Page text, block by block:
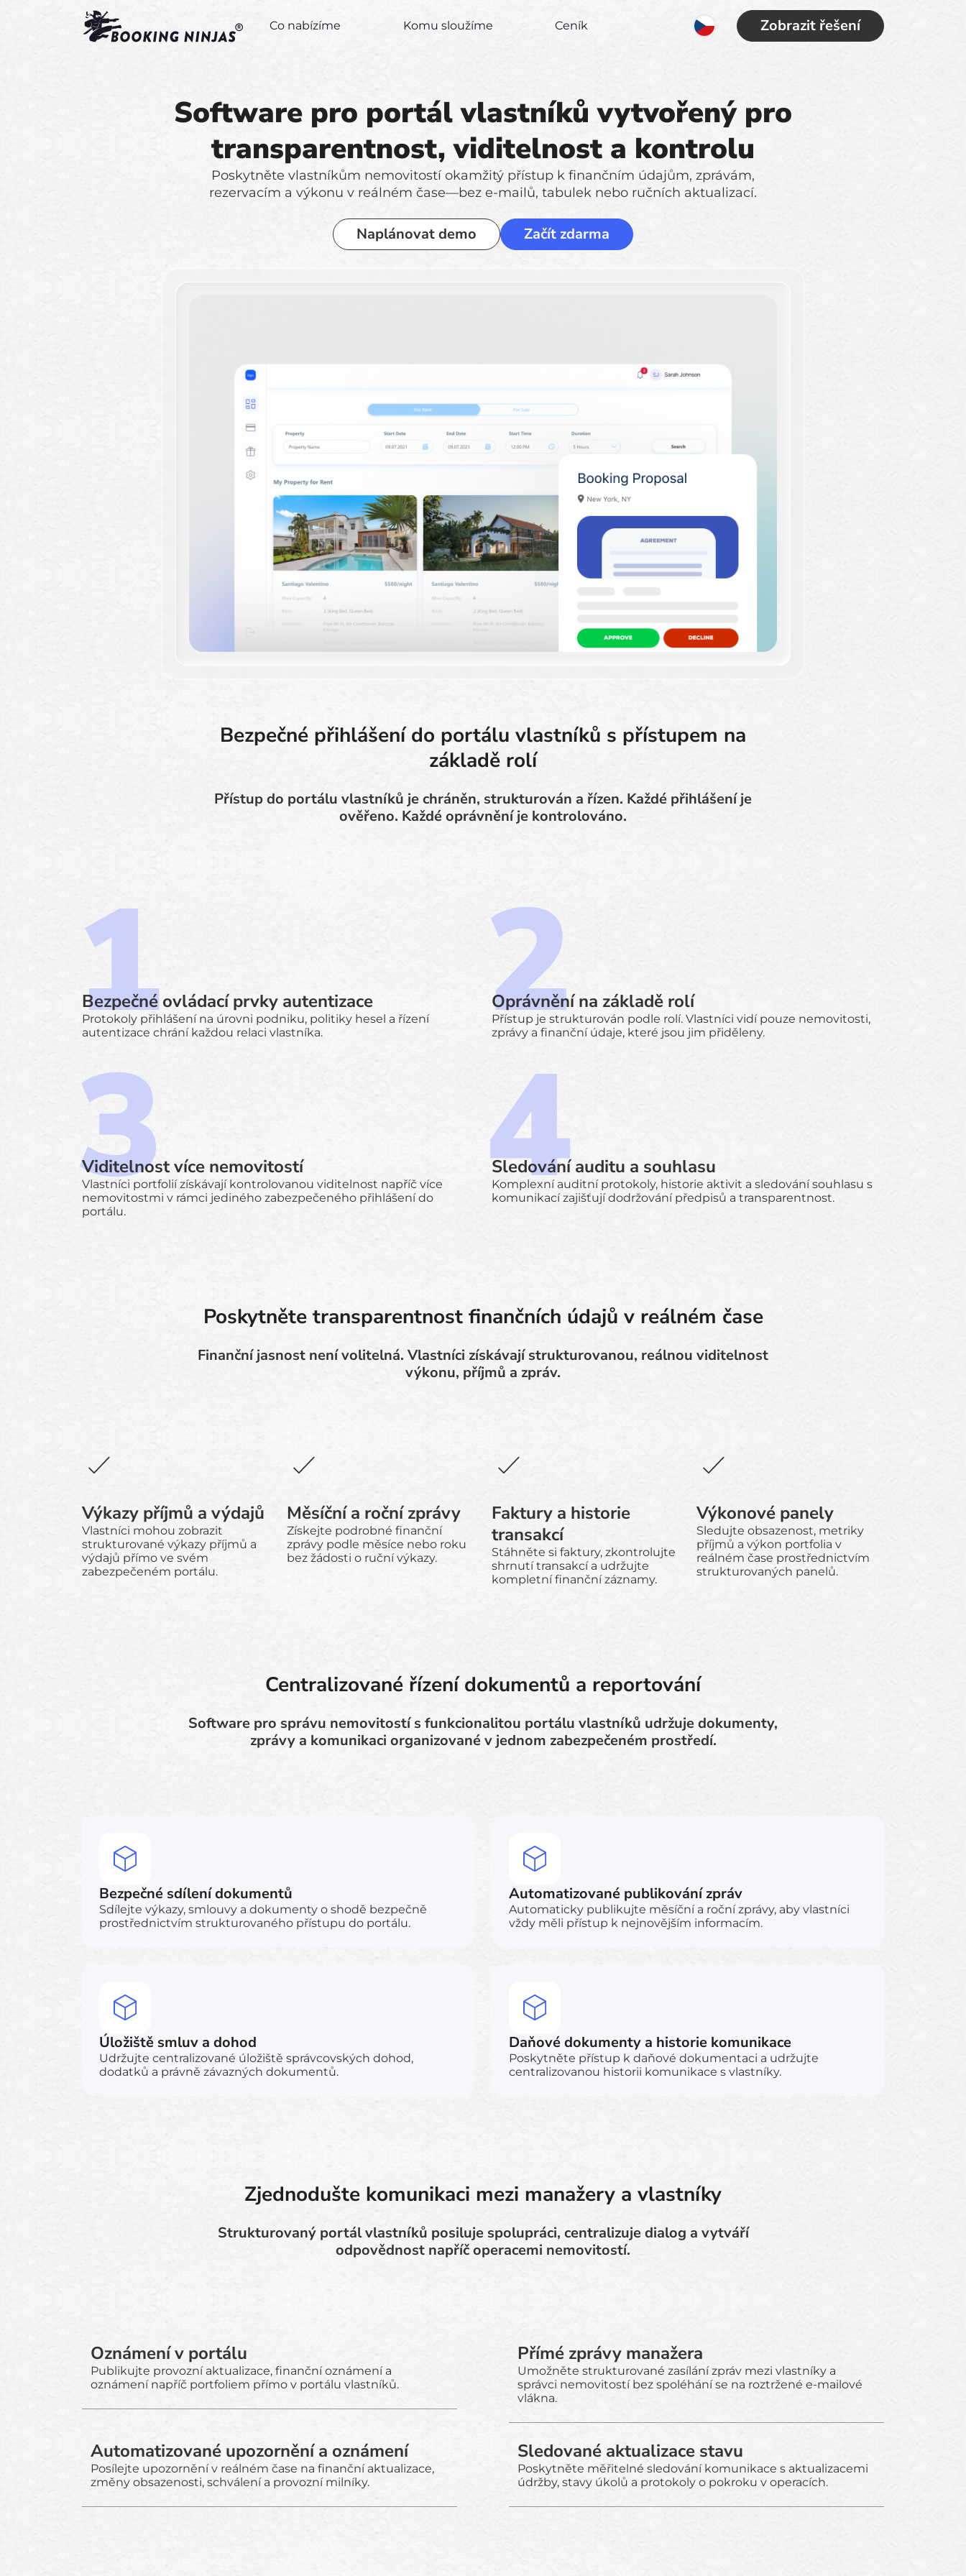
Zobrazit řešení
Co nabízíme Komu sloužíme Ceník
Software pro portál vlastníků vytvořený pro
transparentnost, viditelnost a kontrolu
Poskytněte vlastníkům nemovitostí okamžitý přístup k finančním údajům, zprávám,
rezervacím a výkonu v reálném čase—bez e-mailů, tabulek nebo ručních aktualizací.
Naplánovat demo Začít zdarma
Bezpečné přihlášení do portálu vlastníků s přístupem na
základě rolí
Přístup do portálu vlastníků je chráněn, strukturován a řízen. Každé přihlášení je
ověřeno. Každé oprávnění je kontrolováno.
Bezpečné ovládací prvky autentizace
Protokoly přihlášení na úrovni podniku, politiky hesel a řízení
autentizace chrání každou relaci vlastníka.
Oprávnění na základě rolí
Přístup je strukturován podle rolí. Vlastníci vidí pouze nemovitosti,
zprávy a finanční údaje, které jsou jim přiděleny.
Viditelnost více nemovitostí
Vlastníci portfolií získávají kontrolovanou viditelnost napříč více
nemovitostmi v rámci jediného zabezpečeného přihlášení do
portálu.
Sledování auditu a souhlasu
Komplexní auditní protokoly, historie aktivit a sledování souhlasu s
komunikací zajišťují dodržování předpisů a transparentnost.
Poskytněte transparentnost finančních údajů v reálném čase
Finanční jasnost není volitelná. Vlastníci získávají strukturovanou, reálnou viditelnost
výkonu, příjmů a zpráv.
Výkazy příjmů a výdajů
Vlastníci mohou zobrazit
strukturované výkazy příjmů a
výdajů přímo ve svém
zabezpečeném portálu.
Měsíční a roční zprávy
Získejte podrobné finanční
zprávy podle měsíce nebo roku
bez žádosti o ruční výkazy.
Faktury a historie
transakcí
Stáhněte si faktury, zkontrolujte
shrnutí transakcí a udržujte
kompletní finanční záznamy.
Výkonové panely
Sledujte obsazenost, metriky
příjmů a výkon portfolia v
reálném čase prostřednictvím
strukturovaných panelů.
Centralizované řízení dokumentů a reportování
Software pro správu nemovitostí s funkcionalitou portálu vlastníků udržuje dokumenty,
zprávy a komunikaci organizované v jednom zabezpečeném prostředí.
Bezpečné sdílení dokumentů
Sdílejte výkazy, smlouvy a dokumenty o shodě bezpečně
prostřednictvím strukturovaného přístupu do portálu.
Automatizované publikování zpráv
Automaticky publikujte měsíční a roční zprávy, aby vlastníci
vždy měli přístup k nejnovějším informacím.
Úložiště smluv a dohod
Udržujte centralizované úložiště správcovských dohod,
dodatků a právně závazných dokumentů.
Daňové dokumenty a historie komunikace
Poskytněte přístup k daňové dokumentaci a udržujte
centralizovanou historii komunikace s vlastníky.
Zjednodušte komunikaci mezi manažery a vlastníky
Strukturovaný portál vlastníků posiluje spolupráci, centralizuje dialog a vytváří
odpovědnost napříč operacemi nemovitostí.
Oznámení v portálu
Publikujte provozní aktualizace, finanční oznámení a
oznámení napříč portfoliem přímo v portálu vlastníků.
Přímé zprávy manažera
Umožněte strukturované zasílání zpráv mezi vlastníky a
správci nemovitostí bez spoléhání se na roztržené e-mailové
vlákna.
Automatizované upozornění a oznámení
Posílejte upozornění v reálném čase na finanční aktualizace,
změny obsazenosti, schválení a provozní milníky.
Sledované aktualizace stavu
Poskytněte měřitelné sledování komunikace s aktualizacemi
údržby, stavy úkolů a protokoly o pokroku v operacích.